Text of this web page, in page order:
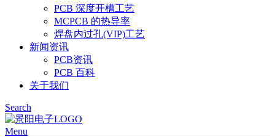
PCB 深度开槽工艺
MCPCB 的热导率
焊盘内过孔(VIP)工艺
新闻资讯
PCB资讯
PCB 百科
关于我们
Search
Menu